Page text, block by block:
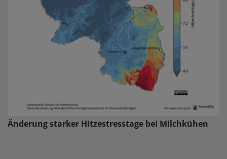
Änderung starker Hitzestresstage bei Milchkühen